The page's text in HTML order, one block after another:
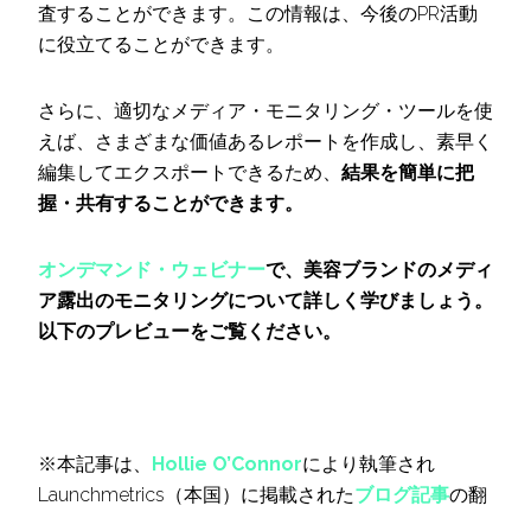
査することができます。この情報は、今後のPR活動
に役立てることができます。
さらに、適切なメディア・モニタリング・ツールを使
えば、さまざまな価値あるレポートを作成し、素早く
編集してエクスポートできるため、 結果を簡単に把
握・共有することができます。
オンデマンド・ウェビナーで、美容ブランドのメディ
ア露出のモニタリングについて詳しく学びましょう。
以下のプレビューをご覧ください。
※本記事は、 Hollie O’Connorにより執筆され
Launchmetrics（本国）に掲載されたブログ記事の翻